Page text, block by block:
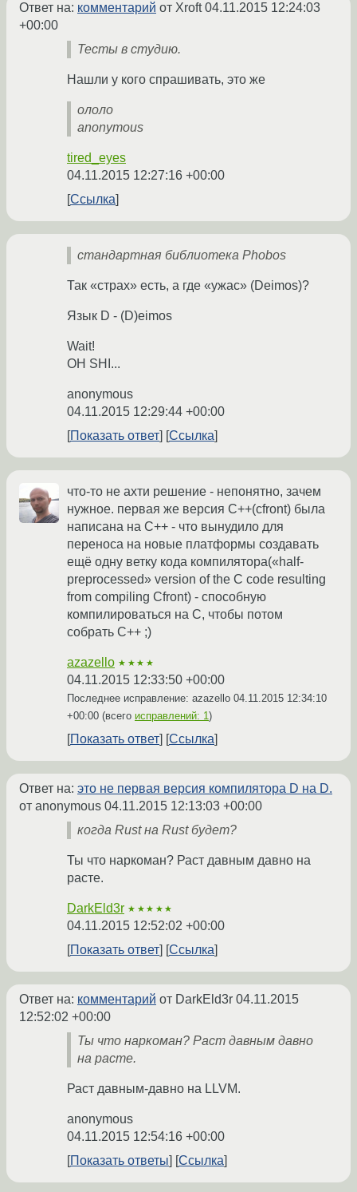
Ответ на: комментарий от Xroft04.11.2015 12:24:03
+00:00
Тесты в студию.
Нашли у кого спрашивать, это же
ололо
anonymous
tired_eyes
04.11.2015 12:27:16 +00:00
Ссылка
стандартная библиотека Phobos
Так «страх» есть, а где «ужас» (Deimos)?
Язык D - (D)eimos
Wait!
OH SHI...
anonymous
04.11.2015 12:29:44 +00:00
Показать ответ
Ссылка
что-то не ахти решение - непонятно, зачем
нужное. первая же версия С++(cfront) была
написана на С++ - что вынудило для
переноса на новые платформы создавать
ещё одну ветку кода компилятора(«half-
preprocessed» version of the C code resulting
from compiling Cfront) - способную
компилироваться на С, чтобы потом
собрать С++ ;)
azazello ★★★★
04.11.2015 12:33:50 +00:00
Последнее исправление: azazello 04.11.2015 12:34:10
+00:00 (всего исправлений: 1)
Показать ответ Ссылка
Ответ на: это не первая версия компилятора D на D.
от anonymous 04.11.2015 12:13:03 +00:00
когда Rust на Rust будет?
Ты что наркоман? Раст давным давно на
расте.
DarkEld3r ★★★★★
04.11.2015 12:52:02 +00:00
Показать ответ
Ссылка
Ответ на: комментарий от DarkEld3r 04.11.2015
12:52:02 +00:00
Ты что наркоман? Раст давным давно
на расте.
Раст давным-давно на LLVM.
anonymous
04.11.2015 12:54:16 +00:00
Показать ответы
Ссылка